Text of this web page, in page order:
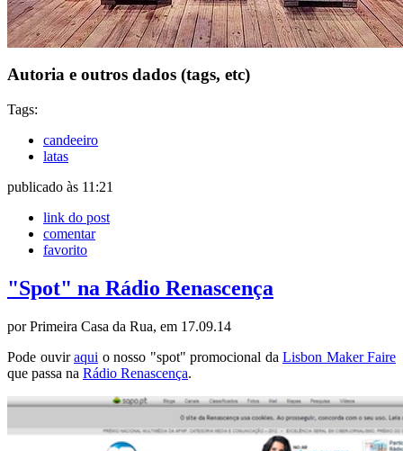
Autoria e outros dados (tags, etc)
Tags:
candeeiro
latas
publicado às 11:21
link do post
comentar
favorito
"Spot" na Rádio Renascença
por Primeira Casa da Rua, em 17.09.14
Pode ouviraqui o nosso "spot" promocional da Lisbon Maker Faire
que passa na Rádio Renascença.